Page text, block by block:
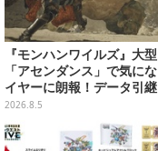
『モンハンワイルズ』大
「アセンダンス」で気に
イヤーに朗報！データ引
の「序盤体験版」が本日8
信
2026.8.5